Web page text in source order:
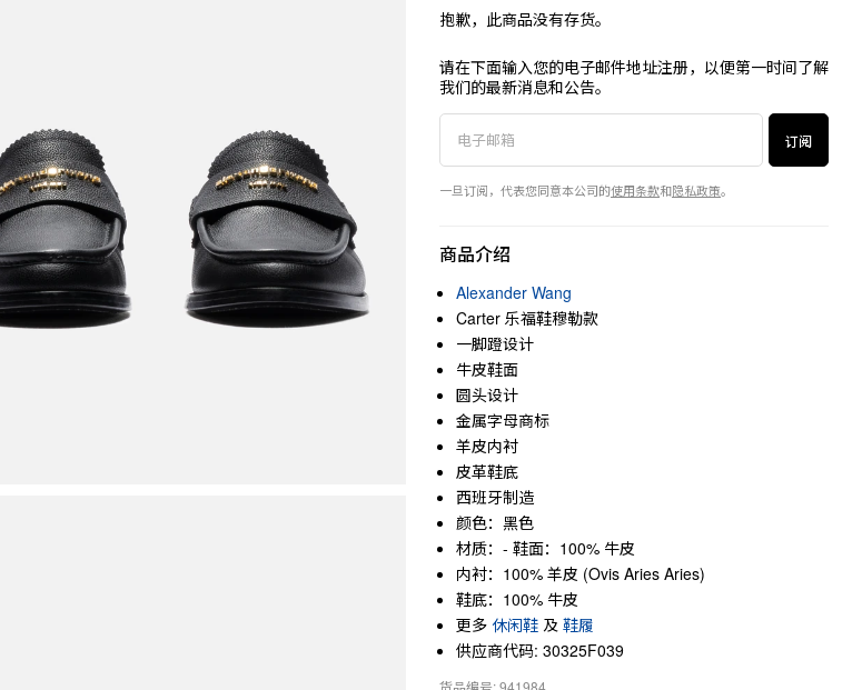
抱歉，此商品没有存货。
请在下面输入您的电子邮件地址注册，以便第一时间了解
我们的最新消息和公告。
订阅
一旦订阅，代表您同意本公司的使用条款和隐私政策。
商品介绍
Alexander Wang
Carter 乐福鞋穆勒款
一脚蹬设计
牛皮鞋面
圆头设计
金属字母商标
羊皮内衬
皮革鞋底
西班牙制造
颜色：黑色
材质：- 鞋面：100% 牛皮
内衬：100% 羊皮 (Ovis Aries Aries)
鞋底：100% 牛皮
更多 休闲鞋 及 鞋履
供应商代码: 30325F039
货品编号: 941984